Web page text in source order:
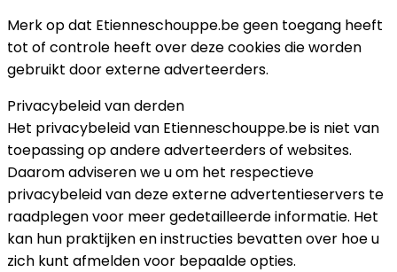
Merk op dat Etienneschouppe.be geen toegang heeft
tot of controle heeft over deze cookies die worden
gebruikt door externe adverteerders.
Privacybeleid van derden
Het privacybeleid van Etienneschouppe.be is niet van
toepassing op andere adverteerders of websites.
Daarom adviseren we u om het respectieve
privacybeleid van deze externe advertentieservers te
raadplegen voor meer gedetailleerde informatie. Het
kan hun praktijken en instructies bevatten over hoe u
zich kunt afmelden voor bepaalde opties.